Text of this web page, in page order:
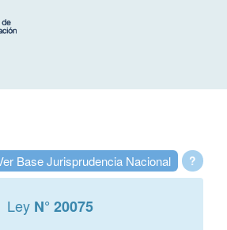
?
Base Jurisprudencia Nacional
Ley N° 20075